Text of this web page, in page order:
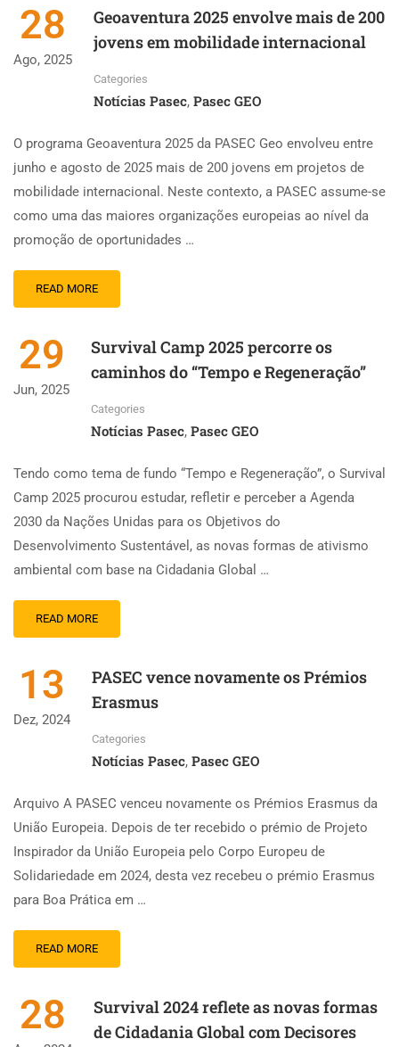
28
Ago, 2025
Geoaventura 2025 envolve mais de 200
jovens em mobilidade internacional
Categories
Notícias Pasec, Pasec GEO
O programa Geoaventura 2025 da PASEC Geo envolveu entre
junho e agosto de 2025 mais de 200 jovens em projetos de
mobilidade internacional. Neste contexto, a PASEC assume-se
como uma das maiores organizações europeias ao nível da
promoção de oportunidades …
READ MORE
29
Jun, 2025
Survival Camp 2025 percorre os
caminhos do “Tempo e Regeneração”
Categories
Notícias Pasec, Pasec GEO
Tendo como tema de fundo “Tempo e Regeneração”, o Survival
Camp 2025 procurou estudar, refletir e perceber a Agenda
2030 da Nações Unidas para os Objetivos do
Desenvolvimento Sustentável, as novas formas de ativismo
ambiental com base na Cidadania Global …
READ MORE
13
Dez, 2024
PASEC vence novamente os Prémios
Erasmus
Categories
Notícias Pasec, Pasec GEO
Arquivo A PASEC venceu novamente os Prémios Erasmus da
União Europeia. Depois de ter recebido o prémio de Projeto
Inspirador da União Europeia pelo Corpo Europeu de
Solidariedade em 2024, desta vez recebeu o prémio Erasmus
para Boa Prática em …
READ MORE
28
Survival 2024 reflete as novas formas
de Cidadania Global com Decisores